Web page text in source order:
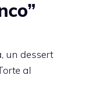
un dessert
al